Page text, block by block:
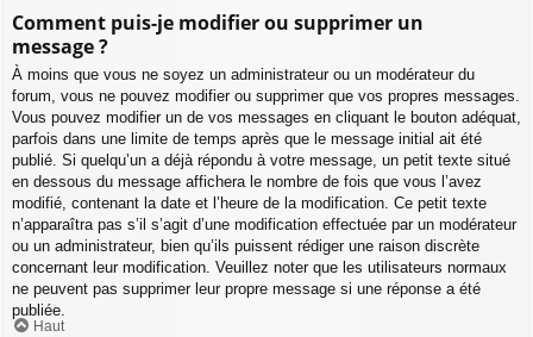
Comment puis-je modifier ou supprimer un
message ?
À moins que vous ne soyez un administrateur ou un modérateur du
forum, vous ne pouvez modifier ou supprimer que vos propres messages.
Vous pouvez modifier un de vos messages en cliquant le bouton adéquat,
parfois dans une limite de temps après que le message initial ait été
publié. Si quelqu’un a déjà répondu à votre message, un petit texte situé
en dessous du message affichera le nombre de fois que vous l’avez
modifié, contenant la date et l’heure de la modification. Ce petit texte
n’apparaîtra pas s’il s’agit d’une modification effectuée par un modérateur
ou un administrateur, bien qu’ils puissent rédiger une raison discrète
concernant leur modification. Veuillez noter que les utilisateurs normaux
ne peuvent pas supprimer leur propre message si une réponse a été
publiée.
Haut